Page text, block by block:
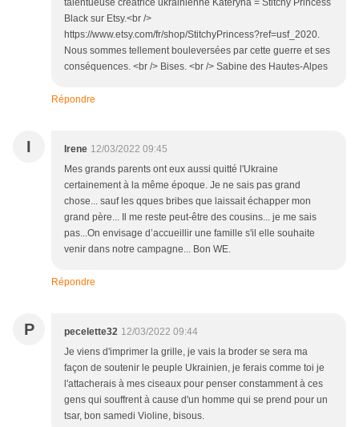
talentueuse créatrice ukrainienne Kateryna = Stitchy Princess
Black sur Etsy.<br />
https://www.etsy.com/fr/shop/StitchyPrincess?ref=usf_2020.
Nous sommes tellement bouleversées par cette guerre et ses
conséquences. <br /> Bises. <br /> Sabine des Hautes-Alpes
Répondre
I Irene 12/03/2022 09:45
Mes grands parents ont eux aussi quitté l'Ukraine
certainement à la même époque. Je ne sais pas grand
chose... sauf les qques bribes que laissait échapper mon
grand père... Il me reste peut-être des cousins... je me sais
pas...On envisage d’accueillir une famille s'il elle souhaite
venir dans notre campagne... Bon WE.
Répondre
P pecelette32 12/03/2022 09:44
Je viens d'imprimer la grille, je vais la broder se sera ma
façon de soutenir le peuple Ukrainien, je ferais comme toi je
l'attacherais à mes ciseaux pour penser constamment à ces
gens qui souffrent à cause d'un homme qui se prend pour un
tsar, bon samedi Violine, bisous.